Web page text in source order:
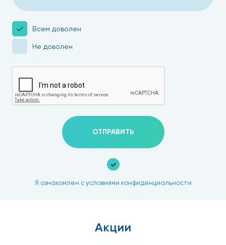
Всем доволен
Не доволен
ОТПРАВИТЬ
Я ознакомлен с условиями конфиденциальности
Акции